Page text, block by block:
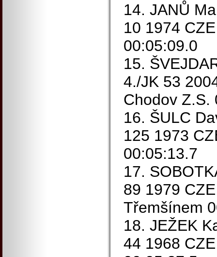
14. JANŮ
10 1974
00:05:09.0
15.
4./JK 53
Chodov Z.S.
16. ŠULC
125 1973
00:05:13.7
17.
89 1979
Třemšínem
18. JEŽEK
44 1968